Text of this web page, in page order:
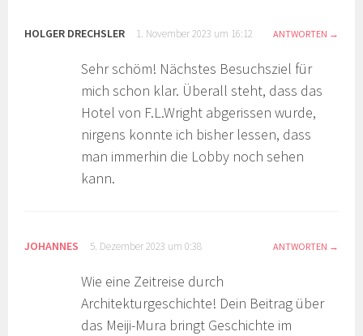
HOLGER DRECHSLER 1. November 2023 um 16:12 ANTWORTEN
Sehr schöm! Nächstes Besuchsziel für
mich schon klar. Überall steht, dass das
Hotel von F.L.Wright abgerissen wurde,
nirgens konnte ich bisher lessen, dass
man immerhin die Lobby noch sehen
kann.
JOHANNES 5. Dezember 2023 um 0:38 ANTWORTEN
Wie eine Zeitreise durch
Architekturgeschichte! Dein Beitrag über
das Meiji-Mura bringt Geschichte im